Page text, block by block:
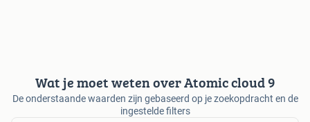
Wat je moet weten over Atomic cloud 9
De onderstaande waarden zijn gebaseerd op je zoekopdracht en de
ingestelde filters